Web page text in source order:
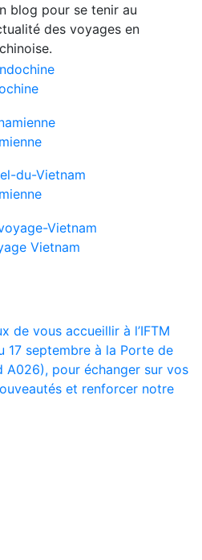
blog pour se tenir au
des voyages en
Vietnam
de vous accueillir à l’IFTM
17 septembre à la Porte de
A026), pour échanger sur vos
et renforcer notre